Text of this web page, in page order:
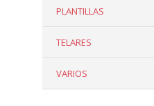
PLANTILLAS
TELARES
VARIOS